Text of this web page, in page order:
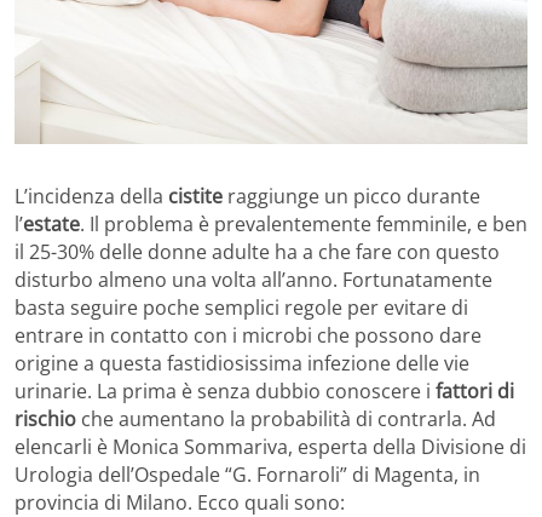
L’incidenza della cistite raggiunge un picco durante
l’estate. Il problema è prevalentemente femminile, e ben
il 25-30% delle donne adulte ha a che fare con questo
disturbo almeno una volta all’anno. Fortunatamente
basta seguire poche semplici regole per evitare di
entrare in contatto con i microbi che possono dare
origine a questa fastidiosissima infezione delle vie
urinarie. La prima è senza dubbio conoscere i fattori di
rischio che aumentano la probabilità di contrarla. Ad
elencarli è Monica Sommariva, esperta della Divisione di
Urologia dell’Ospedale “G. Fornaroli” di Magenta, in
provincia di Milano. Ecco quali sono: